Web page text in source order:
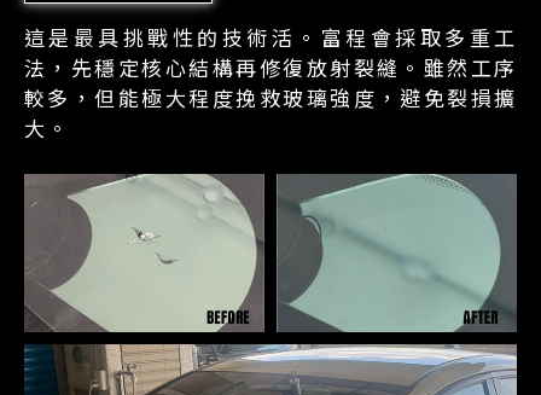
這是最具挑戰性的技術活。富程會採取多重工
法，先穩定核心結構再修復放射裂縫。雖然工序
較多，但能極大程度挽救玻璃強度，避免裂損擴
大。